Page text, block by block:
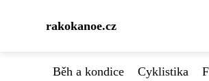
rakokanoe.cz
Běh a kondice Cyklistika